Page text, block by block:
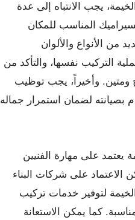
يجب الانتباه إلى عدة
المناسب للمكان
من الأنواع والألوان
التركيب نفسها، والتأكد من
وأخيراً، يجب توظيب
بصيانته لضمان استمرار جماله
على مهارة الفنيين
على شركات البناء
لتوفير خدمات تركيب
كما يمكن الاستعانة